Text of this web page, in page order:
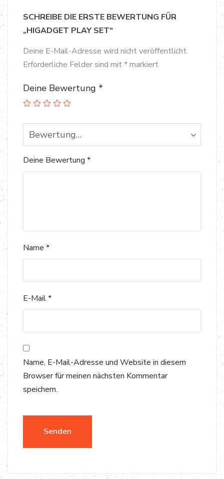
SCHREIBE DIE ERSTE BEWERTUNG FÜR
„HIGADGET PLAY SET“
Deine E-Mail-Adresse wird nicht veröffentlicht.
Erforderliche Felder sind mit*markiert
Deine Bewertung *
Bewertung…
Deine Bewertung *
Name *
E-Mail*
Name, E-Mail-Adresse und Website in diesem
Browser für meinen nächsten Kommentar
speichern.